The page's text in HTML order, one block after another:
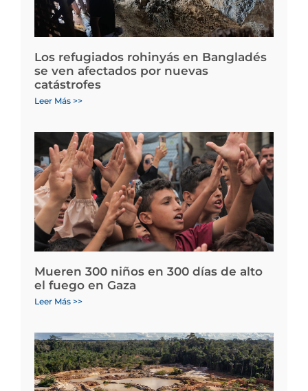
Los refugiados rohinyás en Bangladés
se ven afectados por nuevas
catástrofes
Leer Más >>
Mueren 300 niños en 300 días de alto
el fuego en Gaza
Leer Más >>